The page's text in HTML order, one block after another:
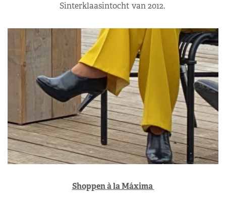
Sinterklaasintocht van 2012.
Shoppen à la Máxima